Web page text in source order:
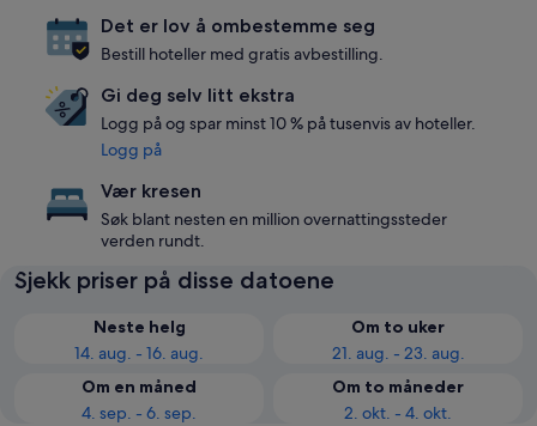
Det er lov å ombestemme seg
Bestill hoteller med gratis avbestilling.
Gi deg selv litt ekstra
Logg på og spar minst 10 % på tusenvis av hoteller.
Logg på
Vær kresen
Søk blant nesten en million overnattingssteder
verden rundt.
Sjekk priser på disse datoene
Neste helg
14. aug. - 16. aug.
Om to uker
21. aug. - 23. aug.
Om en måned
4. sep. - 6. sep.
Om to måneder
2. okt. - 4. okt.